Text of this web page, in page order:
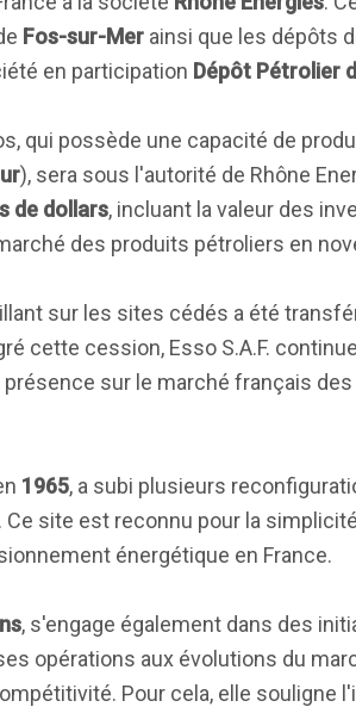
Fos-sur-Mer ainsi que les dépôts
en participation Dépôt Pétrolier
qui possède une capacité de
), sera sous l'autorité de Rhône
de dollars, incluant la valeur des
des produits pétroliers en
sur les sites cédés a été
cette cession, Esso S.A.F.
sur le marché français
1965, a subi plusieurs
site est reconnu pour la
énergétique en France.
, s'engage également dans des
opérations aux évolutions du
Pour cela, elle souligne